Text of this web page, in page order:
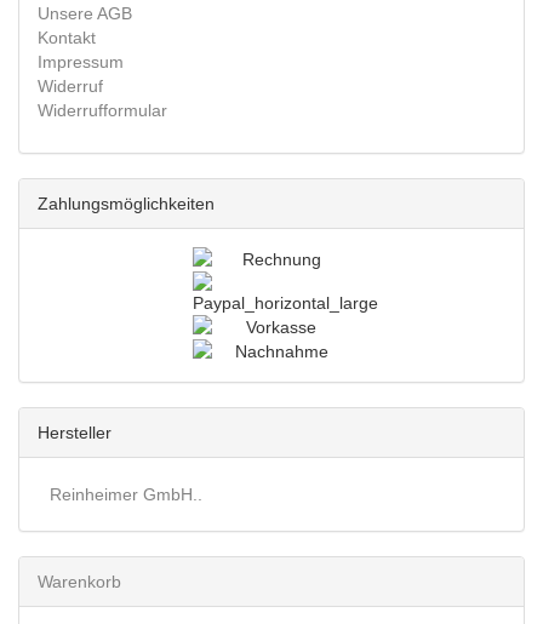
Unsere AGB
Kontakt
Impressum
Widerruf
Widerrufformular
Zahlungsmöglichkeiten
Hersteller
Reinheimer GmbH..
Warenkorb